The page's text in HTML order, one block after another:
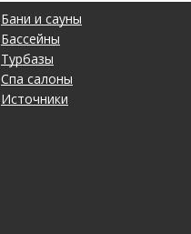
Бани и сауны
Бассейны
Турбазы
Спа салоны
Источники